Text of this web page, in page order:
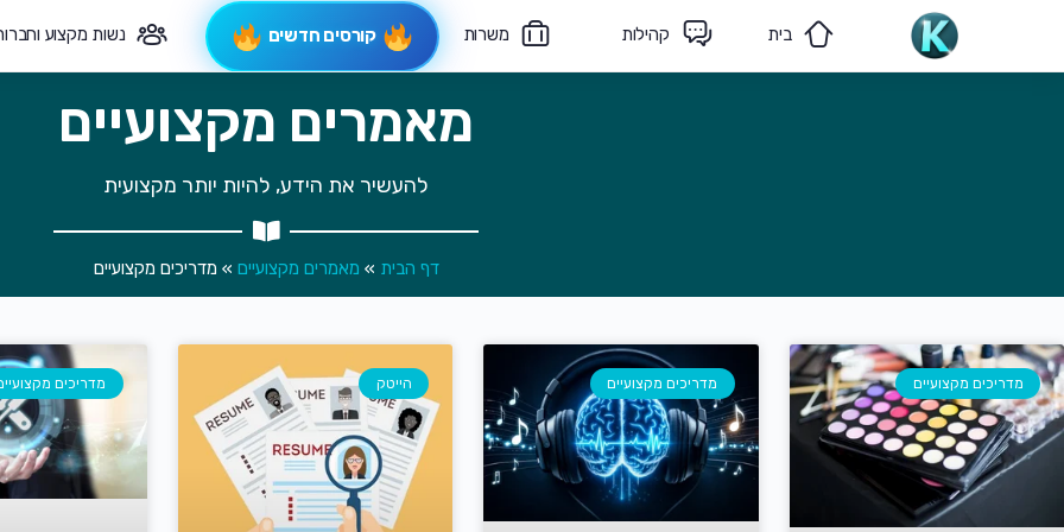
בית קהילות משרות קורסים חדשים נשות מקצוע
פיקוח תורני צרי קשר
מאמרים מקצועיים
להעשיר את הידע, להיות יותר מקצועית
דף הבית » מאמרים מקצועיים » מדריכים מקצועיים
מדריכים מקצועיים מדריכים מקצועיים הייטק מדריכים